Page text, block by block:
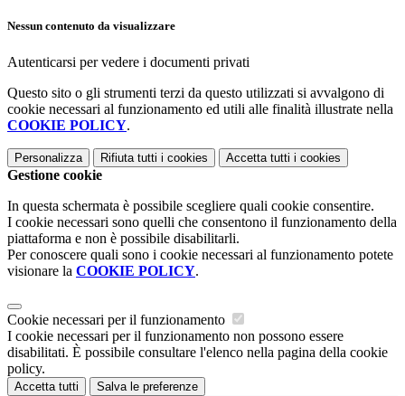
Nessun contenuto da visualizzare
Autenticarsi per vedere i documenti privati
Questo sito o gli strumenti terzi da questo utilizzati si avvalgono di
cookie necessari al funzionamento ed utili alle finalità illustrate nella
COOKIE POLICY.
Personalizza Rifiuta tutti i cookies Accetta tutti i cookies
Gestione cookie
In questa schermata è possibile scegliere quali cookie consentire.
I cookie necessari sono quelli che consentono il funzionamento della
piattaforma e non è possibile disabilitarli.
Per conoscere quali sono i cookie necessari al funzionamento potete
visionare la COOKIE POLICY.
Cookie necessari per il funzionamento
I cookie necessari per il funzionamento non possono essere
disabilitati. È possibile consultare l'elenco nella pagina della cookie
policy.
Accetta tutti Salva le preferenze